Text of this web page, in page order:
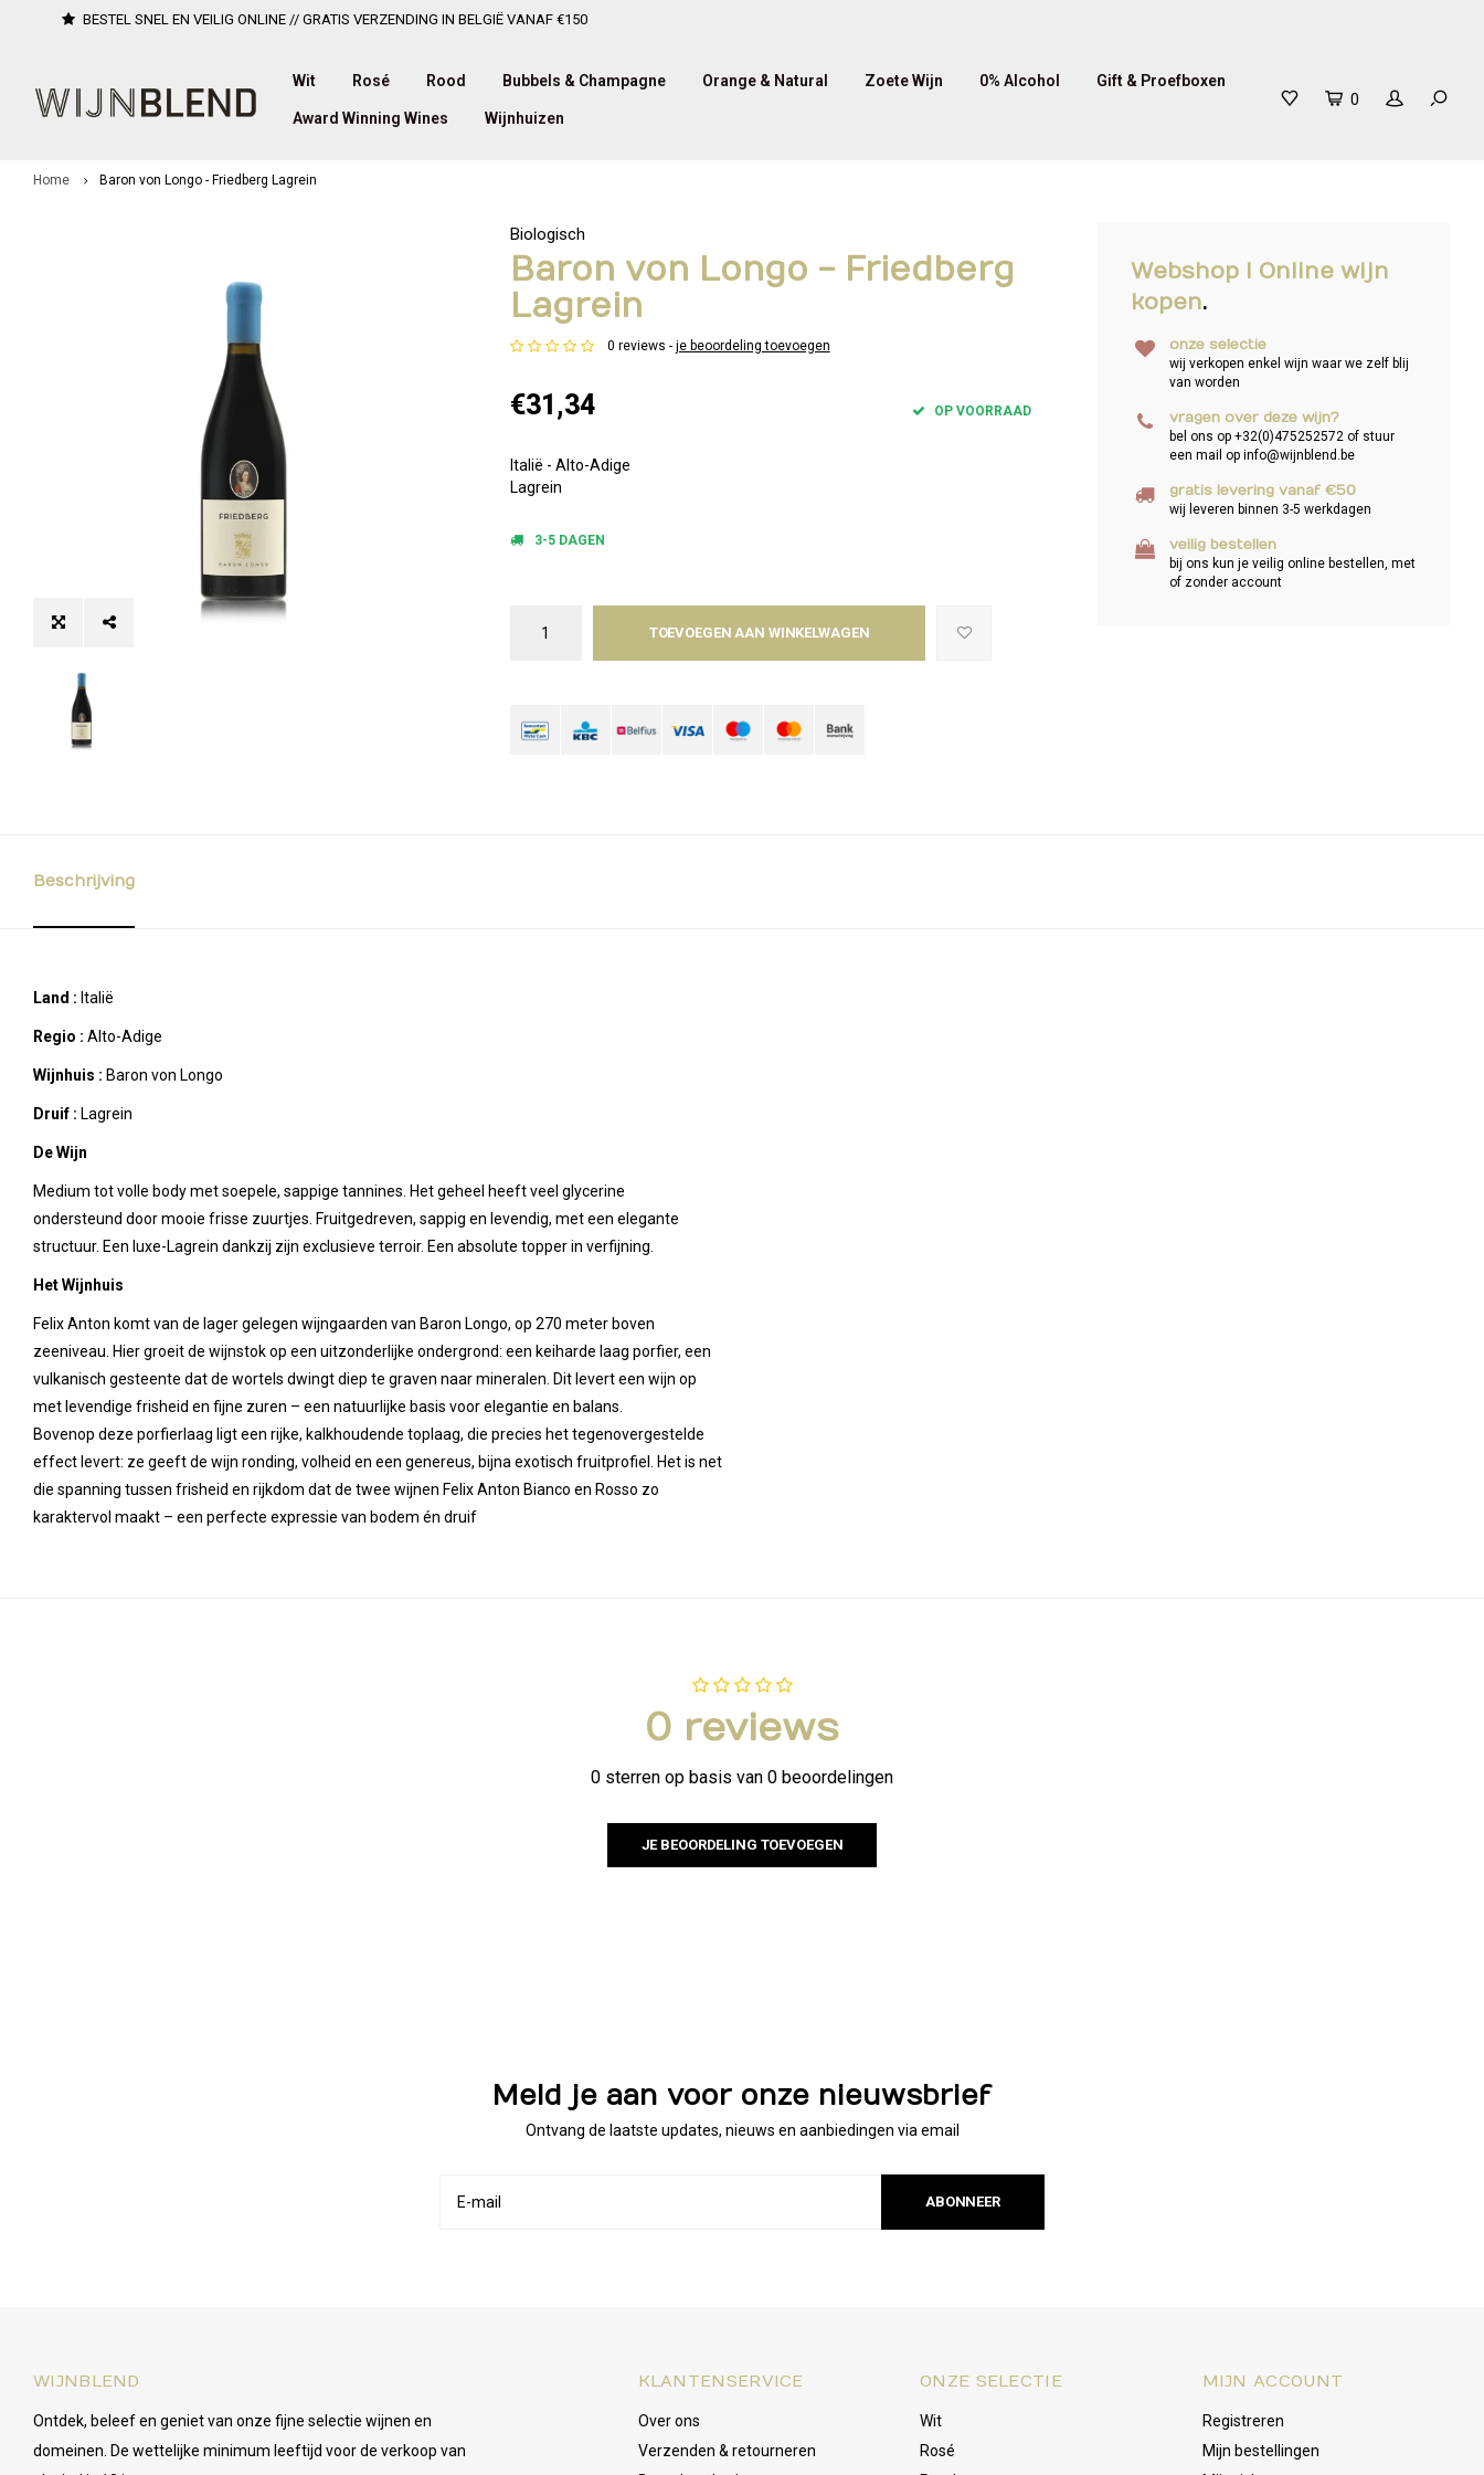
BESTEL SNEL EN VEILIG ONLINE // GRATIS VERZENDING IN BELGIË VANAF €150
Wit Rosé Rood Bubbels & Champagne Orange & Natural Zoete Wijn 0% Alcohol Gift & Proefboxen
Award Winning Wines Wijnhuizen
0
Home Baron von Longo - Friedberg Lagrein
Biologisch
Baron von Longo - Friedberg
Lagrein
0 reviews - je beoordeling toevoegen
€31,34 OP VOORRAAD
Italië - Alto-Adige
Lagrein
3-5 DAGEN
TOEVOEGEN AAN WINKELWAGEN
Webshop I Online wijn
kopen.
onze selectie
wij verkopen enkel wijn waar we zelf blij
van worden
vragen over deze wijn?
bel ons op +32(0)475252572 of stuur
een mail op info@wijnblend.be
gratis levering vanaf €50
wij leveren binnen 3-5 werkdagen
veilig bestellen
bij ons kun je veilig online bestellen, met
of zonder account
Beschrijving
Land : Italië
Regio : Alto-Adige
Wijnhuis : Baron von Longo
Druif : Lagrein
De Wijn
Medium tot volle body met soepele, sappige tannines. Het geheel heeft veel glycerine
ondersteund door mooie frisse zuurtjes. Fruitgedreven, sappig en levendig, met een elegante
structuur. Een luxe-Lagrein dankzij zijn exclusieve terroir. Een absolute topper in verfijning.
Het Wijnhuis
Felix Anton komt van de lager gelegen wijngaarden van Baron Longo, op 270 meter boven
zeeniveau. Hier groeit de wijnstok op een uitzonderlijke ondergrond: een keiharde laag porfier, een
vulkanisch gesteente dat de wortels dwingt diep te graven naar mineralen. Dit levert een wijn op
met levendige frisheid en fijne zuren – een natuurlijke basis voor elegantie en balans.
Bovenop deze porfierlaag ligt een rijke, kalkhoudende toplaag, die precies het tegenovergestelde
effect levert: ze geeft de wijn ronding, volheid en een genereus, bijna exotisch fruitprofiel. Het is net
die spanning tussen frisheid en rijkdom dat de twee wijnen Felix Anton Bianco en Rosso zo
karaktervol maakt – een perfecte expressie van bodem én druif
0 reviews
0 sterren op basis van 0 beoordelingen
JE BEOORDELING TOEVOEGEN
Meld je aan voor onze nieuwsbrief
Ontvang de laatste updates, nieuws en aanbiedingen via email
ABONNEER
WIJNBLEND
Ontdek, beleef en geniet van onze fijne selectie wijnen en
domeinen. De wettelijke minimum leeftijd voor de verkoop van
KLANTENSERVICE
Over ons
Verzenden & retourneren
ONZE SELECTIE
Wit
Rosé
MIJN ACCOUNT
Registreren
Mijn bestellingen